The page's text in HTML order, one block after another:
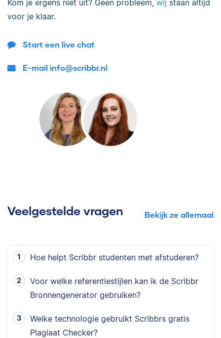
Kom je ergens niet uit? Geen probleem, wij staan altijd
voor je klaar.
Start een live chat
E-mail info@scribbr.nl
Veelgestelde vragen Bekijk ze allemaal
Hoe helpt Scribbr studenten met afstuderen?
Voor welke referentiestijlen kan ik de Scribbr
Bronnengenerator gebruiken?
Welke technologie gebruikt Scribbrs gratis
Plagiaat Checker?